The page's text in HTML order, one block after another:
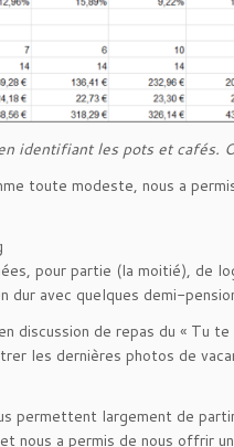
identifiant les pots et cafés.
toute modeste, nous a
pour partie (la moitié), de
dur avec quelques demi-
discussion de repas du « Tu
les dernières photos de
permettent largement de
nous a permis de nous offrir